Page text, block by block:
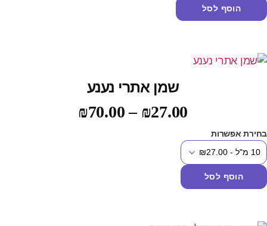
הוסף לסל
שמן אתרי נענע
₪27.00
–
₪70.00
אפשרות
הוסף לסל